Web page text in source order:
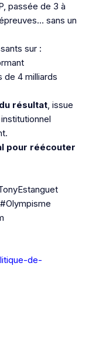
passée de 3 à
sans un
sur :
de 4 milliards
résultat, issue
pour réécouter
de-